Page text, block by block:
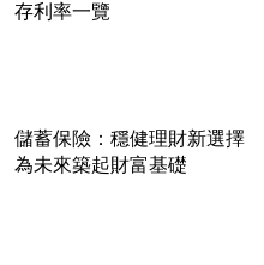
存利率一覽
儲蓄保險：穩健理財新選擇
為未來築起財富基礎